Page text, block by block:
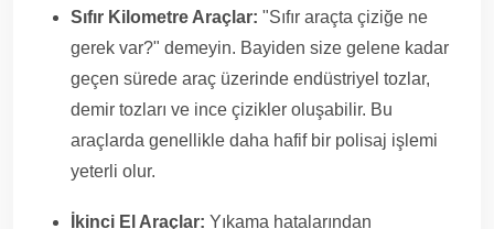
Sıfır Kilometre Araçlar: "Sıfır araçta çiziğe ne
gerek var?" demeyin. Bayiden size gelene kadar
geçen sürede araç üzerinde endüstriyel tozlar,
demir tozları ve ince çizikler oluşabilir. Bu
araçlarda genellikle daha hafif bir polisaj işlemi
yeterli olur.
İkinci El Araçlar: Yıkama hatalarından